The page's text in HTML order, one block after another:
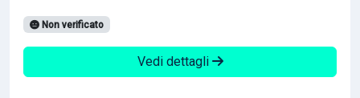
Non verificato
Vedi dettagli